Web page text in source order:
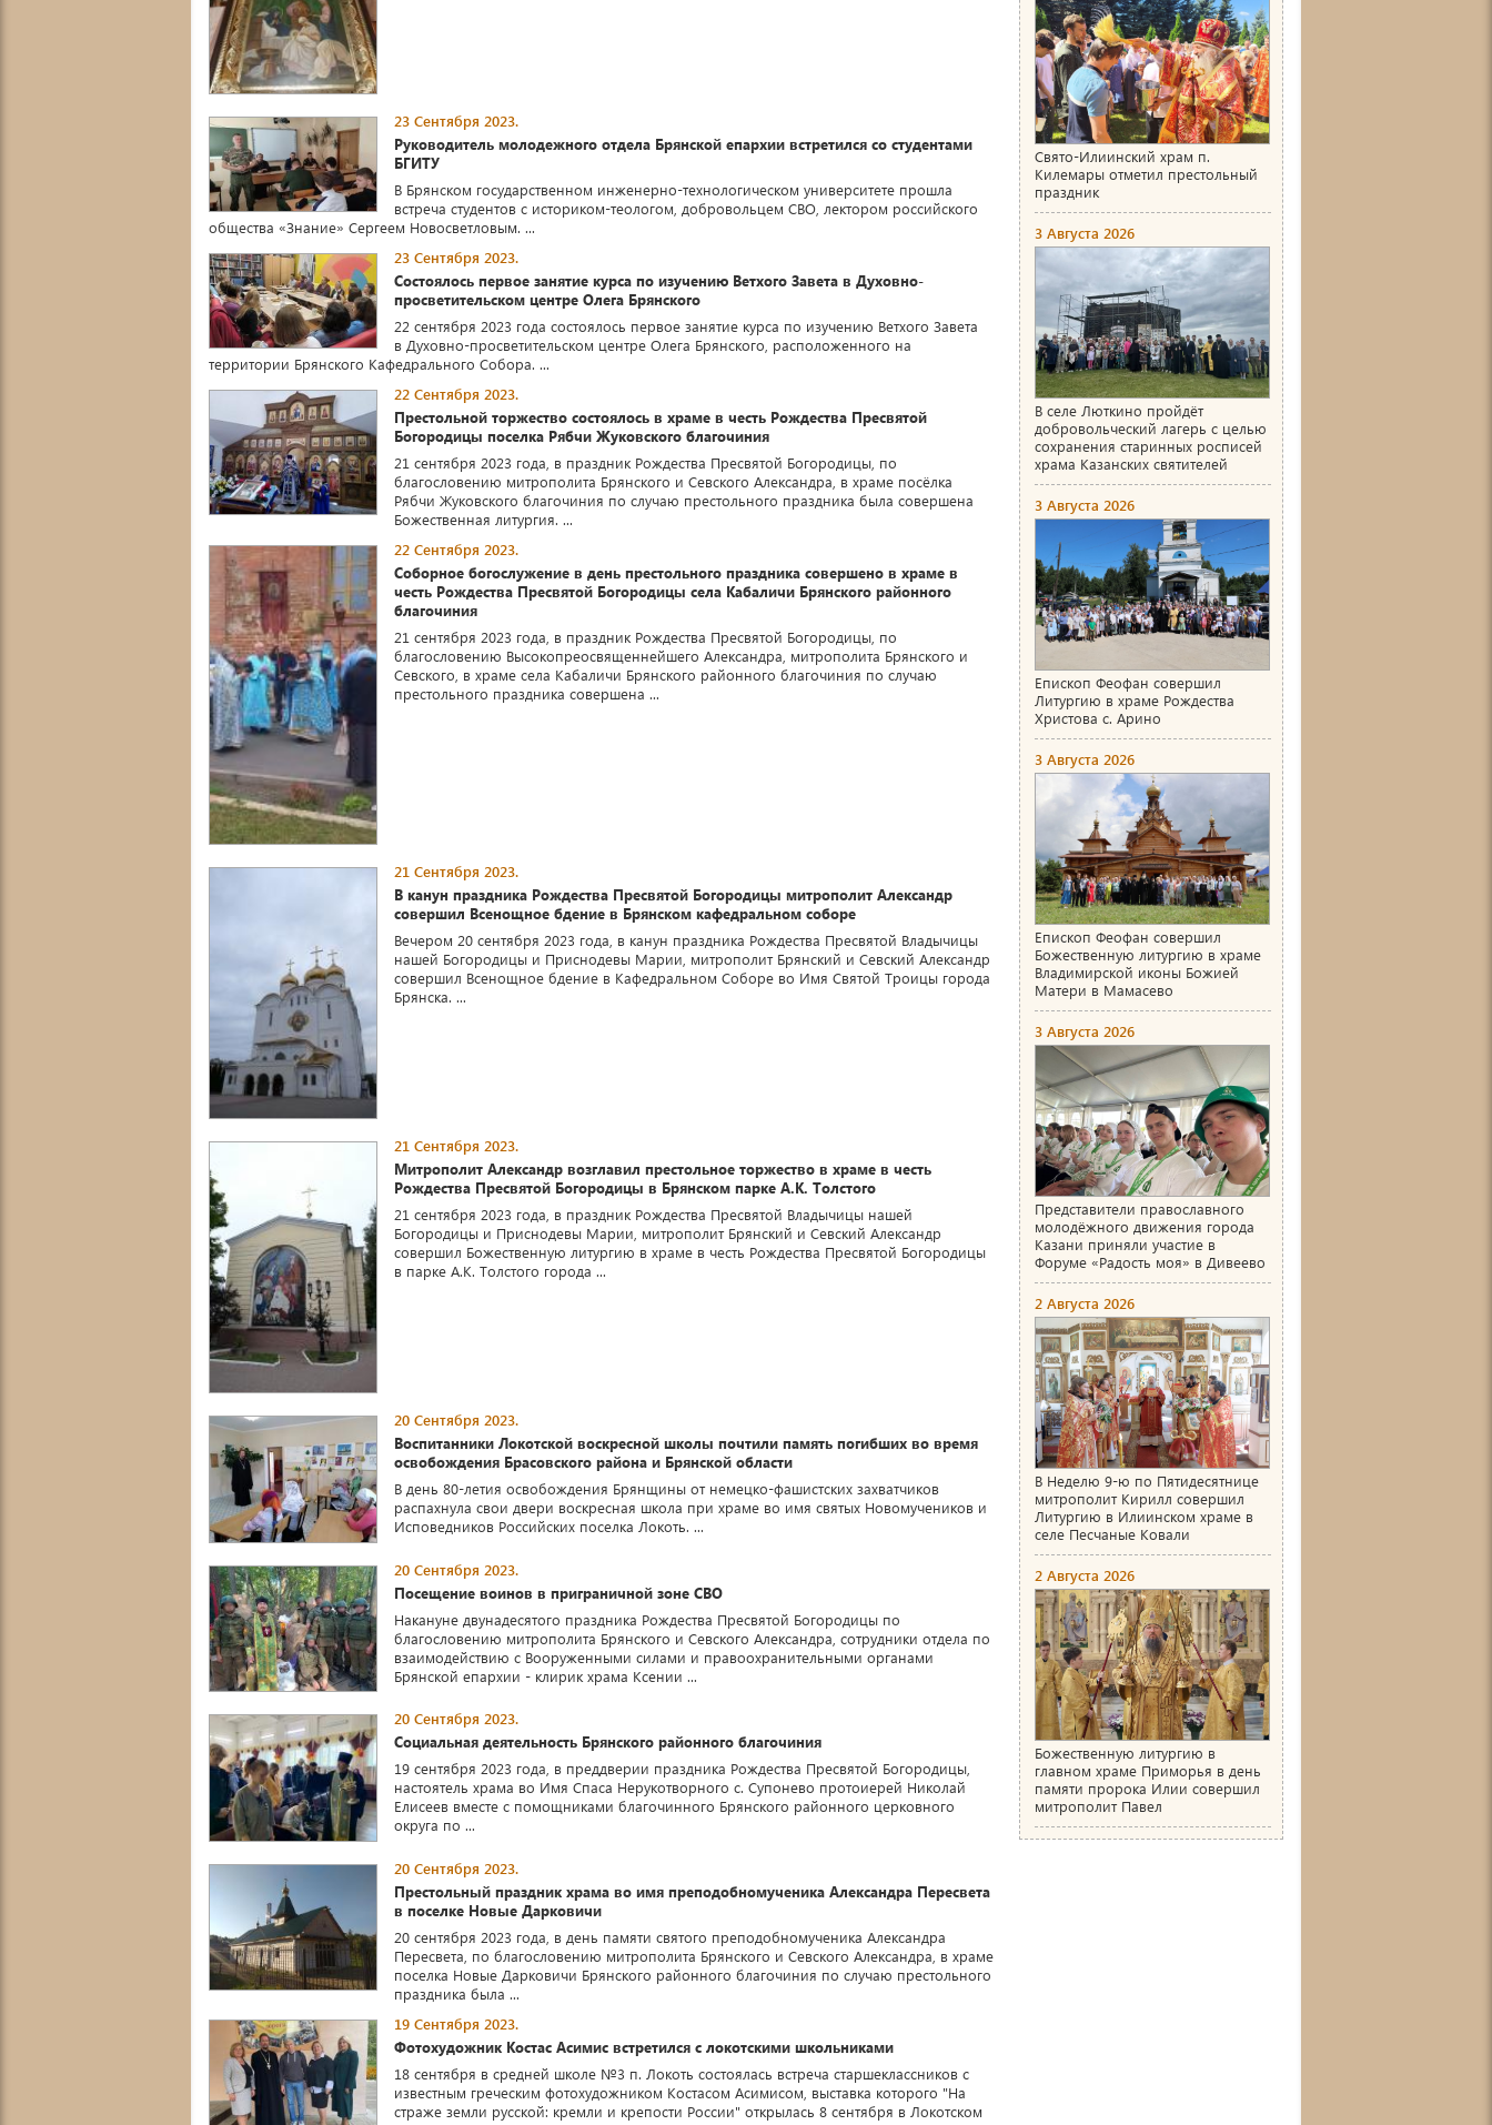
23 Сентября 2023.
Руководитель молодежного отдела Брянской епархии встретился со студентами
БГИТУ
В Брянском государственном инженерно-технологическом университете прошла
встреча студентов с историком-теологом, добровольцем СВО, лектором российского
общества «Знание» Сергеем Новосветловым. ...
23 Сентября 2023.
Состоялось первое занятие курса по изучению Ветхого Завета в Духовно-
просветительском центре Олега Брянского
22 сентября 2023 года состоялось первое занятие курса по изучению Ветхого Завета
в Духовно-просветительском центре Олега Брянского, расположенного на
территории Брянского Кафедрального Собора. ...
22 Сентября 2023.
Престольной торжество состоялось в храме в честь Рождества Пресвятой
Богородицы поселка Рябчи Жуковского благочиния
21 сентября 2023 года, в праздник Рождества Пресвятой Богородицы, по
благословению митрополита Брянского и Севского Александра, в храме посёлка
Рябчи Жуковского благочиния по случаю престольного праздника была совершена
Божественная литургия. ...
22 Сентября 2023.
Соборное богослужение в день престольного праздника совершено в храме в
честь Рождества Пресвятой Богородицы села Кабаличи Брянского районного
благочиния
21 сентября 2023 года, в праздник Рождества Пресвятой Богородицы, по
благословению Высокопреосвященнейшего Александра, митрополита Брянского и
Севского, в храме села Кабаличи Брянского районного благочиния по случаю
престольного праздника совершена ...
21 Сентября 2023.
В канун праздника Рождества Пресвятой Богородицы митрополит Александр
совершил Всенощное бдение в Брянском кафедральном соборе
Вечером 20 сентября 2023 года, в канун праздника Рождества Пресвятой Владычицы
нашей Богородицы и Приснодевы Марии, митрополит Брянский и Севский Александр
совершил Всенощное бдение в Кафедральном Соборе во Имя Святой Троицы города
Брянска. ...
21 Сентября 2023.
Митрополит Александр возглавил престольное торжество в храме в честь
Рождества Пресвятой Богородицы в Брянском парке А.К. Толстого
21 сентября 2023 года, в праздник Рождества Пресвятой Владычицы нашей
Богородицы и Приснодевы Марии, митрополит Брянский и Севский Александр
совершил Божественную литургию в храме в честь Рождества Пресвятой Богородицы
в парке А.К. Толстого города ...
20 Сентября 2023.
Воспитанники Локотской воскресной школы почтили память погибших во время
освобождения Брасовского района и Брянской области
В день 80-летия освобождения Брянщины от немецко-фашистских захватчиков
распахнула свои двери воскресная школа при храме во имя святых Новомучеников и
Исповедников Российских поселка Локоть. ...
20 Сентября 2023.
Посещение воинов в приграничной зоне СВО
Накануне двунадесятого праздника Рождества Пресвятой Богородицы по
благословению митрополита Брянского и Севского Александра, сотрудники отдела по
взаимодействию с Вооруженными силами и правоохранительными органами
Брянской епархии - клирик храма Ксении ...
20 Сентября 2023.
Социальная деятельность Брянского районного благочиния
19 сентября 2023 года, в преддверии праздника Рождества Пресвятой Богородицы,
настоятель храма во Имя Спаса Нерукотворного с. Супонево протоиерей Николай
Елисеев вместе с помощниками благочинного Брянского районного церковного
округа по ...
20 Сентября 2023.
Престольный праздник храма во имя преподобномученика Александра Пересвета
в поселке Новые Дарковичи
20 сентября 2023 года, в день памяти святого преподобномученика Александра
Пересвета, по благословению митрополита Брянского и Севского Александра, в храме
поселка Новые Дарковичи Брянского районного благочиния по случаю престольного
праздника была ...
19 Сентября 2023.
Фотохудожник Костас Асимис встретился с локотскими школьниками
18 сентября в средней школе №3 п. Локоть состоялась встреча старшеклассников с
известным греческим фотохудожником Костасом Асимисом, выставка которого "На
страже земли русской: кремли и крепости России" открылась 8 сентября в Локотском
Свято-Илиинский храм п.
Килемары отметил престольный
праздник
3 Августа 2026
В селе Люткино пройдёт
добровольческий лагерь с целью
сохранения старинных росписей
храма Казанских святителей
3 Августа 2026
Епископ Феофан совершил
Литургию в храме Рождества
Христова с. Арино
3 Августа 2026
Епископ Феофан совершил
Божественную литургию в храме
Владимирской иконы Божией
Матери в Мамасево
3 Августа 2026
Представители православного
молодёжного движения города
Казани приняли участие в
Форуме «Радость моя» в Дивеево
2 Августа 2026
В Неделю 9-ю по Пятидесятнице
митрополит Кирилл совершил
Литургию в Илиинском храме в
селе Песчаные Ковали
2 Августа 2026
Божественную литургию в
главном храме Приморья в день
памяти пророка Илии совершил
митрополит Павел